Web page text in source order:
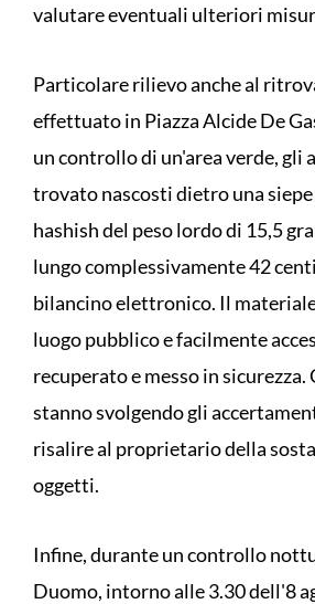
valutare eventuali ulteriori
Particolare rilievo anche al
effettuato in Piazza Alcide De
un controllo di un'area verde, gli
trovato nascosti dietro una
hashish del peso lordo di 15,5
lungo complessivamente 42
bilancino elettronico. Il
luogo pubblico e facilmente
recuperato e messo in
stanno svolgendo gli
risalire al proprietario della
oggetti.
Infine, durante un controllo
Duomo, intorno alle 3.30 dell'8